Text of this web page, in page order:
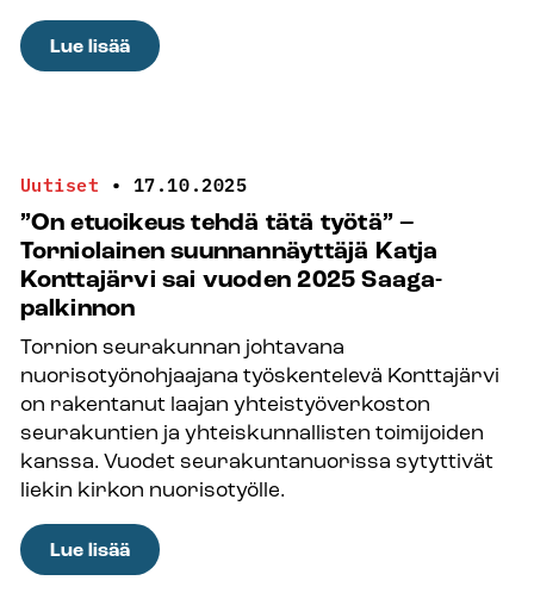
auttamisessa
Lue lisää:
Miika
roolia:
terapeutti,
sielunhoitaja
ja
uskontovirkamies
–
vankilapapin
työ
on
vaativaa,
se
myös
Uutiset • 17.10.2025
”On etuoikeus tehdä tätä työtä” –
Torniolainen suunnannäyttäjä Katja
Konttajärvi sai vuoden 2025 Saaga-
palkinnon
Tornion seurakunnan johtavana
nuorisotyönohjaajana työskentelevä Konttajärvi
on rakentanut laajan yhteistyöverkoston
seurakuntien ja yhteiskunnallisten toimijoiden
kanssa. Vuodet seurakuntanuorissa sytyttivät
liekin kirkon nuorisotyölle.
Lue lisää:
”On